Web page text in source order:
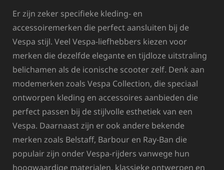
Er zijn zeker specifieke kleding- en
accessoiremerken die perfect aansluiten bij de
Vespa stijl. Veel Vespa-liefhebbers kiezen voor
merken die dezelfde elegante en tijdloze uitstraling
belichamen als de iconische scooter zelf. Denk aan
modemerken zoals Vespa Collection, die speciaal
ontworpen kleding en accessoires aanbieden die
perfect passen bij de stijlvolle esthetiek van een
Vespa. Daarnaast zijn er ook andere bekende
merken zoals Belstaff, Barbour en Ray-Ban die
populair zijn onder Vespa-rijders vanwege hun
hoogwaardige materialen, klassieke ontwerpen en